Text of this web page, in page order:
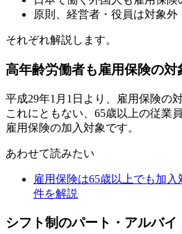
原則、経営者・役員は対象外
それぞれ解説します。
高年齢労働者も雇用保険の対
平成29年1⽉1⽇より、雇用保険の
これにともない、65歳以上の従業
雇用保険の加入対象です。
あわせて読みたい
雇用保険は65歳以上でも加
件を解説
シフト制のパート・アルバイ